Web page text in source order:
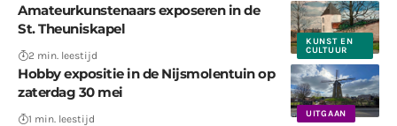
KUNST EN
CULTUUR
Amateurkunstenaars exposeren in de
St. Theuniskapel
2 min. leestijd
UITGAAN
Hobby expositie in de Nijsmolentuin op
zaterdag 30 mei
1 min. leestijd